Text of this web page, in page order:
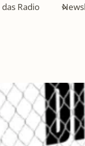
Radio